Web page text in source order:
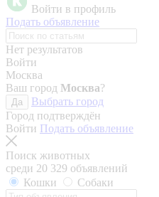
Войти в профиль
Подать объявление
Нет результатов
Войти
Москва
Ваш город Москва?
Да
Выбрать город
Город подтверждён
Войти Подать объявление
Поиск животных
среди 20 329 объявлений
Кошки
Собаки